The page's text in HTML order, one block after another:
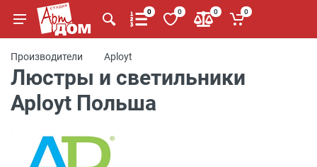
0 0 0 0
Производители Aployt
Люстры и светильники
Aployt Польша